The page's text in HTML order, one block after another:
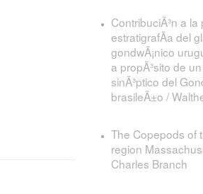
ContribuciÃ³n a
estratigrafÃ­a del
gondwÃ¡nico
a propÃ³sito de
sinÃ³ptico del
brasileÃ±o /
The Copepods of
region
Charles Branch